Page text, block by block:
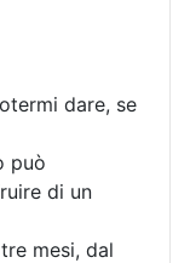
dare, se
può
di un
mesi, dal